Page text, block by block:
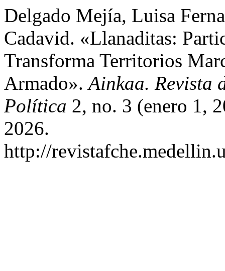
Delgado Mejía, Luisa
Cadavid. «Llanaditas:
Transforma Territorios
Armado».Ainkaa. Revista
Política 2, no. 3 (enero 1,
2026.
http://